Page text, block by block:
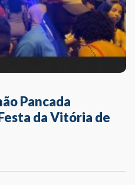
Pancada
da Vitória de